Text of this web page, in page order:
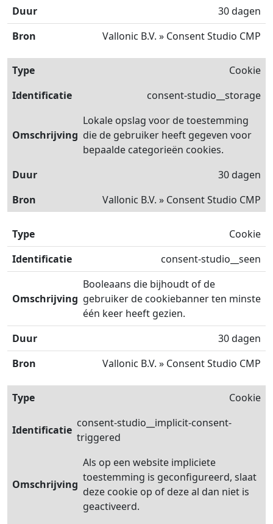
30 dagen
Vallonic B.V. » Consent Studio CMP
Cookie
consent-studio__storage
Lokale opslag voor de toestemming
die de gebruiker heeft gegeven voor
bepaalde categorieën cookies.
30 dagen
Vallonic B.V. » Consent Studio CMP
Cookie
consent-studio__seen
Booleaans die bijhoudt of de
gebruiker de cookiebanner ten minste
één keer heeft gezien.
30 dagen
Vallonic B.V. » Consent Studio CMP
Cookie
consent-studio__implicit-consent-
triggered
Als op een website impliciete
toestemming is geconfigureerd, slaat
deze cookie op of deze al dan niet is
geactiveerd.